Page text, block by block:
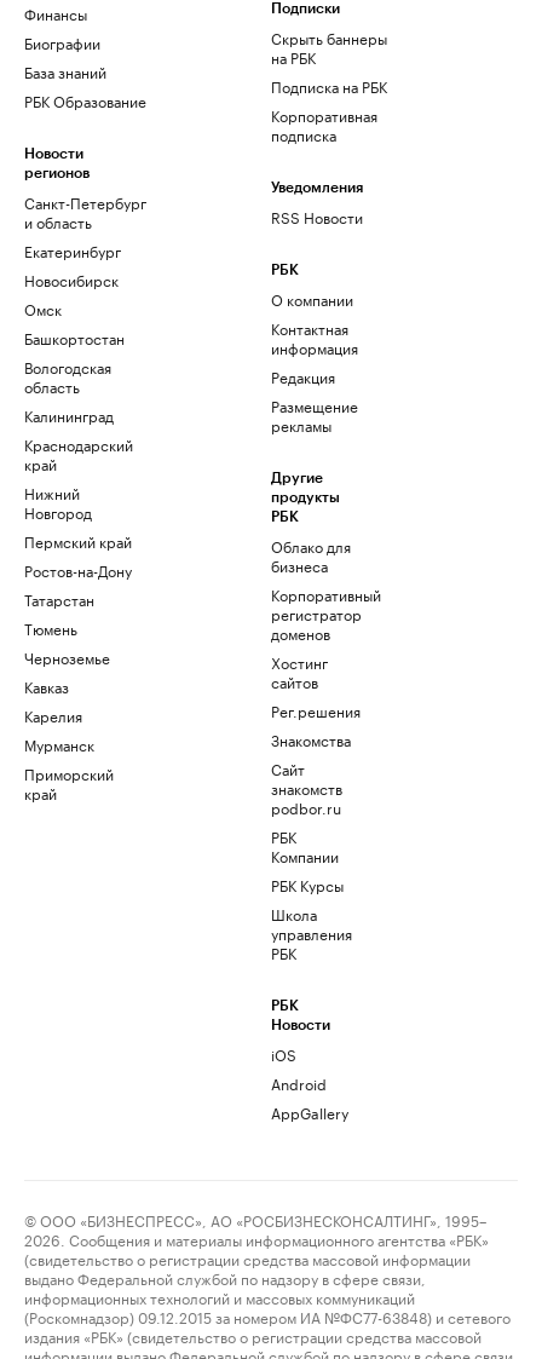
Финансы
Биографии
База знаний
РБК Образование
Новости
регионов
Санкт-Петербург
и область
Екатеринбург
Новосибирск
Омск
Башкортостан
Вологодская
область
Калининград
Краснодарский
край
Нижний
Новгород
Пермский край
Ростов-на-Дону
Татарстан
Тюмень
Черноземье
Кавказ
Карелия
Мурманск
Приморский
край
Подписки
Скрыть баннеры
на РБК
Подписка на РБК
Корпоративная
подписка
Уведомления
RSS Новости
РБК
О компании
Контактная
информация
Редакция
Размещение
рекламы
Другие
продукты
РБК
Облако для
бизнеса
Корпоративный
регистратор
доменов
Хостинг
сайтов
Рег.решения
Знакомства
Сайт
знакомств
podbor.ru
РБК
Компании
РБК Курсы
Школа
управления
РБК
РБК
Новости
iOS
Android
AppGallery
© ООО «БИЗНЕСПРЕСС», АО «РОСБИЗНЕСКОНСАЛТИНГ», 1995–
2026. Сообщения и материалы информационного агентства «РБК»
(свидетельство о регистрации средства массовой информации
выдано Федеральной службой по надзору в сфере связи,
информационных технологий и массовых коммуникаций
(Роскомнадзор) 09.12.2015 за номером ИА №ФС77-63848) и сетевого
издания «РБК» (свидетельство о регистрации средства массовой